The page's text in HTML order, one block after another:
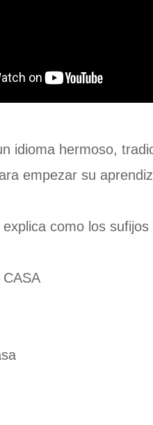
idioma hermoso,
empezar su
como los